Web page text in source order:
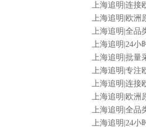
上海追明|连接
上海追明|欧洲
上海追明|全品
上海追明|24小
上海追明|批量
上海追明|专注
上海追明|连接
上海追明|欧洲
上海追明|全品
上海追明|24小